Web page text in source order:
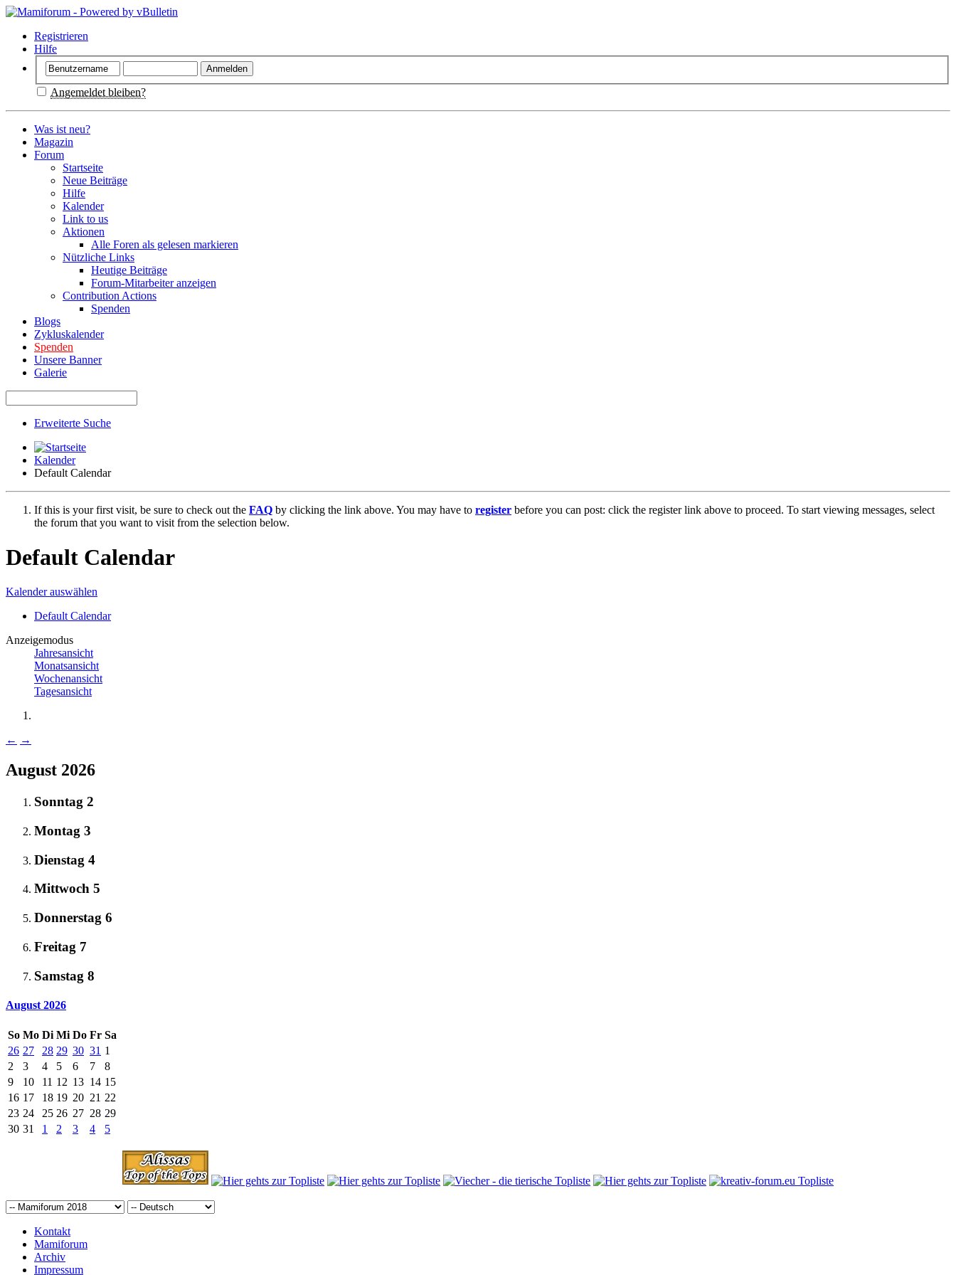
Registrieren
Hilfe
Angemeldet bleiben?
Was ist neu?
Magazin
Forum
Startseite
Neue Beiträge
Hilfe
Kalender
Link to us
Aktionen
Alle Foren als gelesen markieren
Nützliche Links
Heutige Beiträge
Forum-Mitarbeiter anzeigen
Contribution Actions
Spenden
Blogs
Zykluskalender
Spenden
Unsere Banner
Galerie
Erweiterte Suche
Kalender
Default Calendar
If this is your first visit, be sure to check out the FAQ by clicking the link above. You may have to register before you can post: click the register link above to proceed. To start viewing messages, select
the forum that you want to visit from the selection below.
Default Calendar
Kalender auswählen
Default Calendar
Anzeigemodus
Jahresansicht
Monatsansicht
Wochenansicht
Tagesansicht
← →
August 2026
Sonntag 2
Montag 3
Dienstag 4
Mittwoch 5
Donnerstag 6
Freitag 7
Samstag 8
August 2026
So Mo Di Mi Do Fr Sa
26 27 28 29 30 31 1
2
3 4 5 6 7
8
9
10 11 12 13 14 15
16 17 18 19 20 21 22
23 24 25 26 27 28 29
30 31 1 2 3 4 5
Kontakt
Mamiforum
Archiv
Impressum